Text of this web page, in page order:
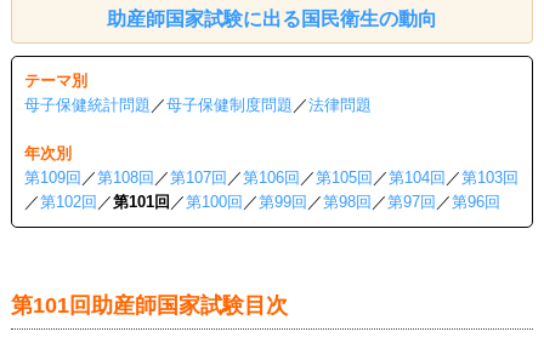
助産師国家試験に出る国民衛生の動向
テーマ別
母子保健統計問題 ／母子保健制度問題 ／法律問題
年次別
第109回 ／第108回 ／第107回 ／第106回 ／第105回 ／第104回 ／第103回
／第102回 ／第101回 ／第100回 ／第99回 ／第98回 ／第97回 ／第96回
第101回助産師国家試験目次